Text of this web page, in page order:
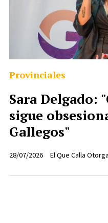
Sara Delgado:
sigue
Gallegos"
El Que Calla Otorga
Provinciales
28/07/2026